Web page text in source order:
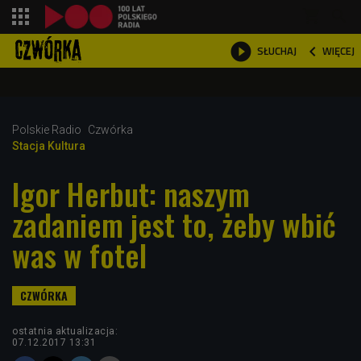
 SŁUCHAJ  WIĘCEJ

Polskie Radio
Czwórka
Stacja Kultura
Igor Herbut: naszym
zadaniem jest to, żeby wbić
was w fotel
ostatnia aktualizacja:
07.12.2017 13:31